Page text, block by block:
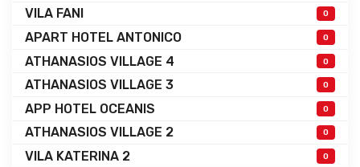
VILA FANI 0
APART HOTEL ANTONICO 0
ATHANASIOS VILLAGE 4 0
ATHANASIOS VILLAGE 3 0
APP HOTEL OCEANIS 0
ATHANASIOS VILLAGE 2 0
VILA KATERINA 2 0